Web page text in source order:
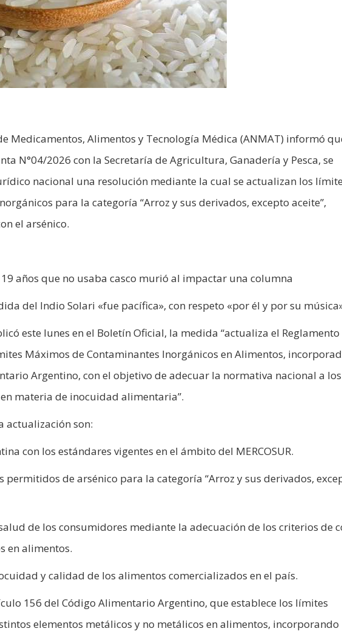
Medicamentos, Alimentos y Tecnología Médica (ANMAT) informó
N°04/2026 con la Secretaría de Agricultura, Ganadería y Pesca, se
nacional una resolución mediante la cual se actualizan los
para la categoría “Arroz y sus derivados, excepto aceite”,
el arsénico.
años que no usaba casco murió al impactar una columna
del Indio Solari «fue pacífica», con respeto «por él y por su
este lunes en el Boletín Oficial, la medida “actualiza el Reglamento
Máximos de Contaminantes Inorgánicos en Alimentos,
Argentino, con el objetivo de adecuar la normativa nacional a los
materia de inocuidad alimentaria”.
actualización son:
con los estándares vigentes en el ámbito del MERCOSUR.
de arsénico para la categoría “Arroz y sus derivados,
de los consumidores mediante la adecuación de los criterios de
en alimentos.
y calidad de los alimentos comercializados en el país.
156 del Código Alimentario Argentino, que establece los límites
elementos metálicos y no metálicos en alimentos, incorporando